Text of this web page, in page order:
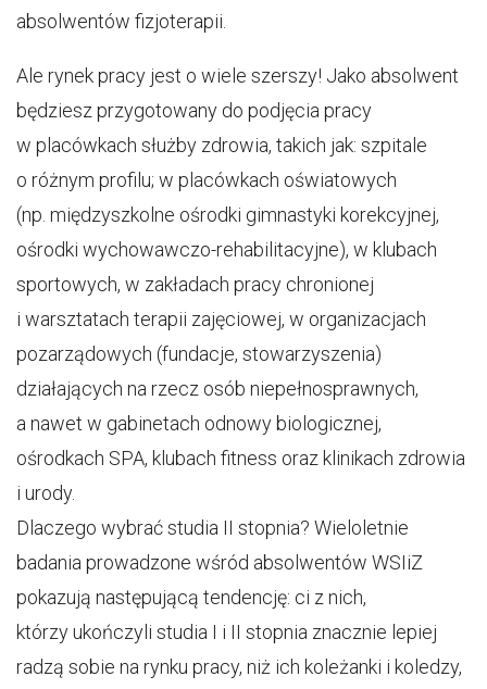
absolwentów fizjoterapii.
Ale rynek pracy jest o wiele szerszy! Jako absolwent
będziesz przygotowany do podjęcia pracy
w placówkach służby zdrowia, takich jak: szpitale
o różnym profilu; w placówkach oświatowych
(np. międzyszkolne ośrodki gimnastyki korekcyjnej,
ośrodki wychowawczo-rehabilitacyjne), w klubach
sportowych, w zakładach pracy chronionej
i warsztatach terapii zajęciowej, w organizacjach
pozarządowych (fundacje, stowarzyszenia)
działających na rzecz osób niepełnosprawnych,
a nawet w gabinetach odnowy biologicznej,
ośrodkach SPA, klubach fitness oraz klinikach zdrowia
i urody.
Dlaczego wybrać studia II stopnia? Wieloletnie
badania prowadzone wśród absolwentów WSIiZ
pokazują następującą tendencję: ci z nich,
którzy ukończyli studia I i II stopnia znacznie lepiej
radzą sobie na rynku pracy, niż ich koleżanki i koledzy,